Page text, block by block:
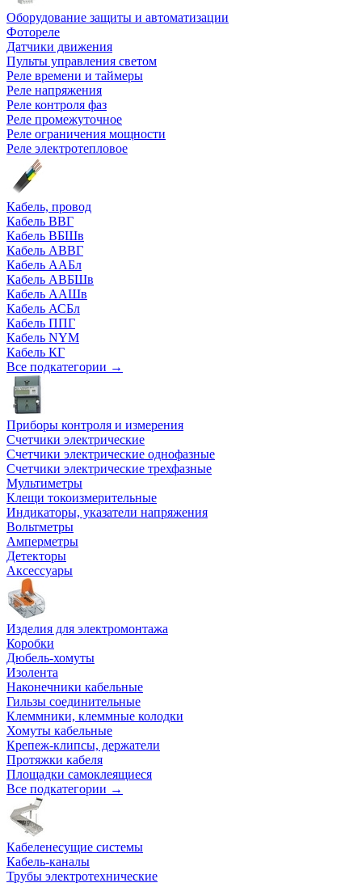
Оборудование защиты и автоматизации
Фотореле
Датчики движения
Пульты управления светом
Реле времени и таймеры
Реле напряжения
Реле контроля фаз
Реле промежуточное
Реле ограничения мощности
Реле электротепловое
Кабель, провод
Кабель ВВГ
Кабель ВБШв
Кабель АВВГ
Кабель ААБл
Кабель АВБШв
Кабель ААШв
Кабель АСБл
Кабель ППГ
Кабель NYM
Кабель КГ
Все подкатегории →
Приборы контроля и измерения
Счетчики электрические
Счетчики электрические однофазные
Счетчики электрические трехфазные
Мультиметры
Клещи токоизмерительные
Индикаторы, указатели напряжения
Вольтметры
Амперметры
Детекторы
Аксессуары
Изделия для электромонтажа
Коробки
Дюбель-хомуты
Изолента
Наконечники кабельные
Гильзы соединительные
Клеммники, клеммные колодки
Хомуты кабельные
Крепеж-клипсы, держатели
Протяжки кабеля
Площадки самоклеящиеся
Все подкатегории →
Кабеленесущие системы
Кабель-каналы
Трубы электротехнические